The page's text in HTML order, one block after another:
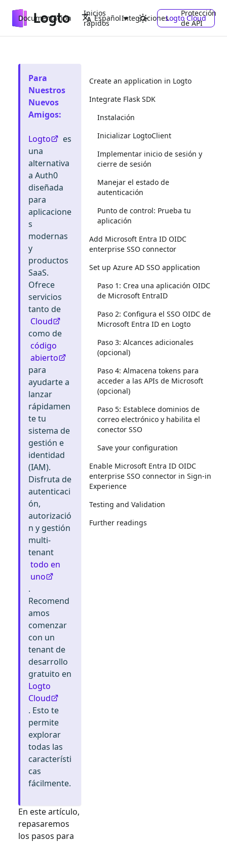
Documentación
Inicios
rápidos
Integraciones
Protección
de API
Español Logto Cloud
Para
Nuestros
Nuevos
Amigos:
Logto
es
una
alternativa
a Auth0
diseñada
para
aplicacione
s
modernas
y
productos
SaaS.
Ofrece
servicios
tanto de
Cloud
como de
código
abierto
para
ayudarte a
lanzar
rápidamen
te tu
sistema de
gestión e
identidad
(IAM).
Disfruta de
autenticaci
ón,
autorizació
n y gestión
multi-
tenant
todo en
uno
.
Recomend
amos
comenzar
con un
tenant de
desarrollo
gratuito en
Logto
Cloud
. Esto te
permite
explorar
todas las
característi
cas
fácilmente.
En este artículo,
repasaremos
los pasos para
Create an application in Logto
Integrate Flask SDK
Instalación
Inicializar LogtoClient
Implementar inicio de sesión y
cierre de sesión
Manejar el estado de
autenticación
Punto de control: Prueba tu
aplicación
Add Microsoft Entra ID OIDC
enterprise SSO connector
Set up Azure AD SSO application
Paso 1: Crea una aplicación OIDC
de Microsoft EntraID
Paso 2: Configura el SSO OIDC de
Microsoft Entra ID en Logto
Paso 3: Alcances adicionales
(opcional)
Paso 4: Almacena tokens para
acceder a las APIs de Microsoft
(opcional)
Paso 5: Establece dominios de
correo electrónico y habilita el
conector SSO
Save your configuration
Enable Microsoft Entra ID OIDC
enterprise SSO connector in Sign-in
Experience
Testing and Validation
Further readings